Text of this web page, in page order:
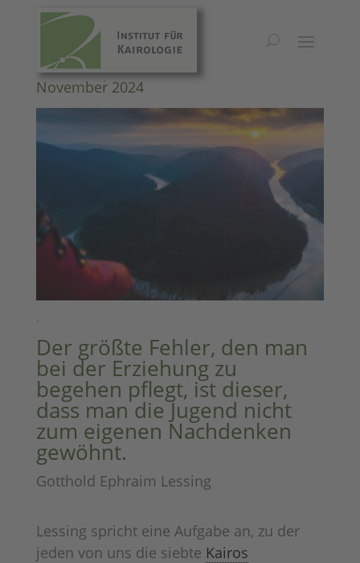
Kairos Inspirationen 2024/#43 – 24.
November 2024
.
Der größte Fehler, den man
bei der Erziehung zu
begehen pflegt, ist dieser,
dass man die Jugend nicht
zum eigenen Nachdenken
gewöhnt.
Gotthold Ephraim Lessing
Lessing spricht eine Aufgabe an, zu der
jeden von uns die siebte Kairos